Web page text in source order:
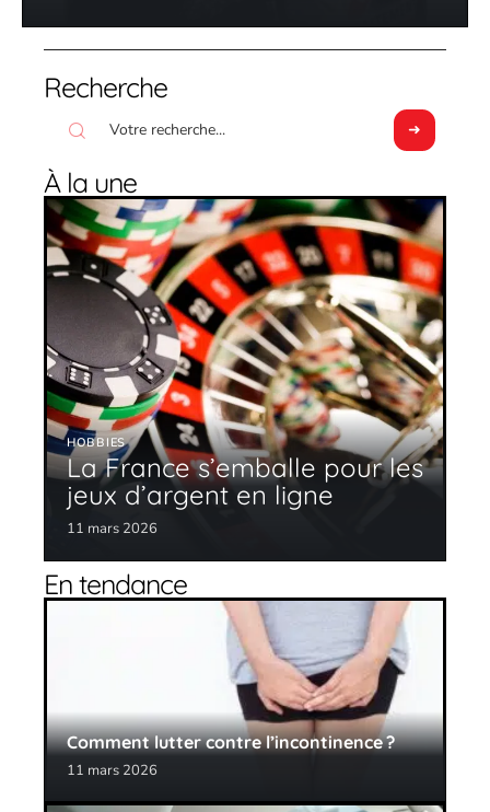
Recherche
À la une
HOBBIES
La France s’emballe pour les
jeux d’argent en ligne
11 mars 2026
En tendance
Comment lutter contre l’incontinence ?
11 mars 2026